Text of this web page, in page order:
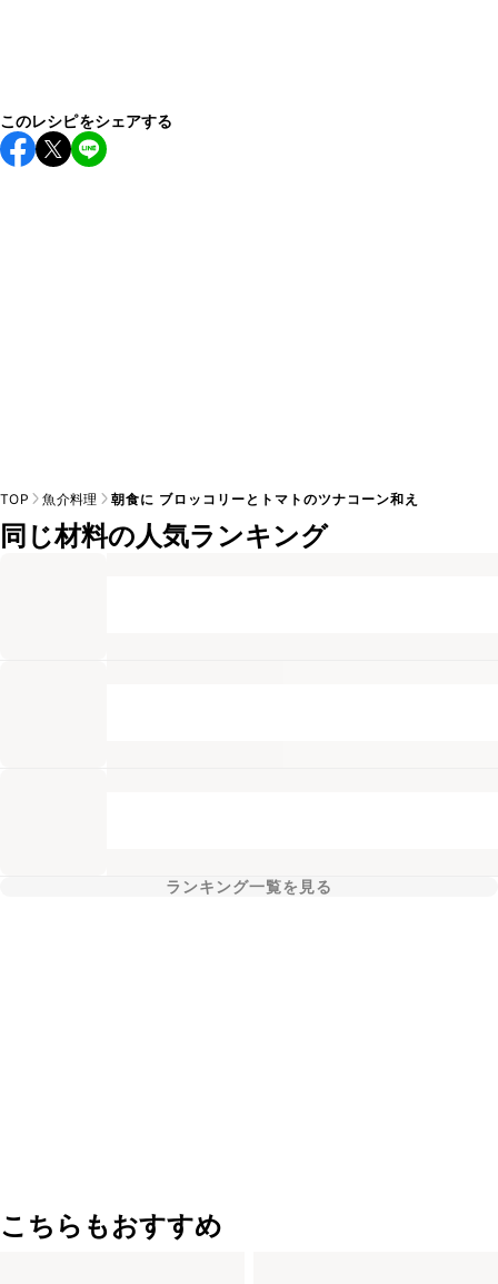
このレシピをシェアする
TOP 魚介料理 朝食に ブロッコリーとトマトのツナコーン和え
同じ材料の人気ランキング
ランキング一覧を見る
こちらもおすすめ